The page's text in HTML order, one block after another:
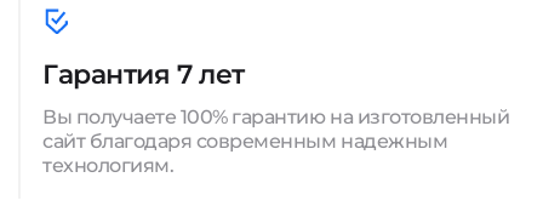
Гарантия 7 лет
Вы получаете 100% гарантию на изготовленный
сайт благодаря современным надежным
технологиям.